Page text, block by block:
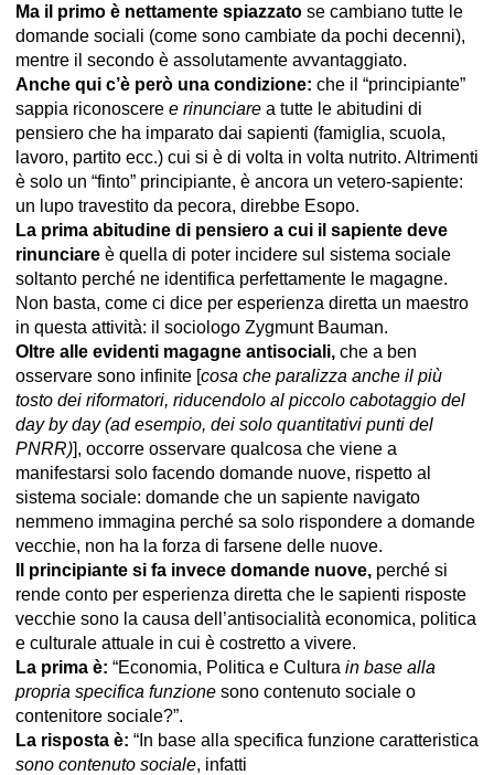
Ma il primo è nettamente spiazzato se cambiano tutte le
domande sociali (come sono cambiate da pochi decenni),
mentre il secondo è assolutamente avvantaggiato.
Anche qui c’è però una condizione: che il “principiante”
sappia riconoscere e rinunciare a tutte le abitudini di
pensiero che ha imparato dai sapienti (famiglia, scuola,
lavoro, partito ecc.) cui si è di volta in volta nutrito. Altrimenti
è solo un “finto” principiante, è ancora un vetero-sapiente:
un lupo travestito da pecora, direbbe Esopo.
La prima abitudine di pensiero a cui il sapiente deve
rinunciare è quella di poter incidere sul sistema sociale
soltanto perché ne identifica perfettamente le magagne.
Non basta, come ci dice per esperienza diretta un maestro
in questa attività: il sociologo Zygmunt Bauman.
Oltre alle evidenti magagne antisociali, che a ben
osservare sono infinite [cosa che paralizza anche il più
tosto dei riformatori, riducendolo al piccolo cabotaggio del
day by day (ad esempio, dei solo quantitativi punti del
PNRR)], occorre osservare qualcosa che viene a
manifestarsi solo facendo domande nuove, rispetto al
sistema sociale: domande che un sapiente navigato
nemmeno immagina perché sa solo rispondere a domande
vecchie, non ha la forza di farsene delle nuove.
Il principiante si fa invece domande nuove, perché si
rende conto per esperienza diretta che le sapienti risposte
vecchie sono la causa dell’antisocialità economica, politica
e culturale attuale in cui è costretto a vivere.
La prima è: “Economia, Politica e Cultura in base alla
propria specifica funzione sono contenuto sociale o
contenitore sociale?”.
La risposta è: “In base alla specifica funzione caratteristica
sono contenuto sociale, infatti